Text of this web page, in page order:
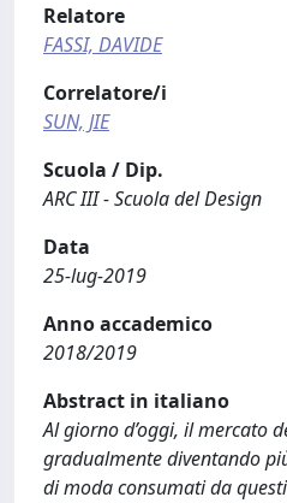
Relatore
FASSI, DAVIDE
Correlatore/i
SUN, JIE
Scuola / Dip.
ARC III - Scuola del Design
Data
25-lug-2019
Anno accademico
2018/2019
Abstract in italiano
Al giorno d’oggi, il mercato
gradualmente diventando
di moda consumati da